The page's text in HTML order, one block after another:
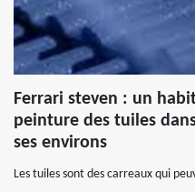
Ferrari steven : un
peinture des tuiles
ses environs
Les tuiles sont des carreaux qui